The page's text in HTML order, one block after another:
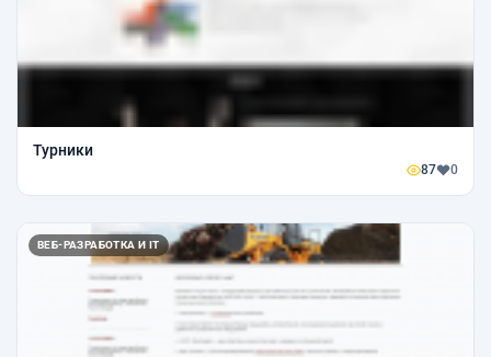
Турники
87 0
ВЕБ-РАЗРАБОТКА И IT